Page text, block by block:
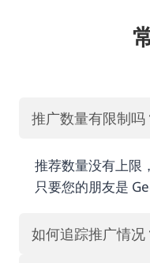
推广数量有限制吗
推荐数量没有上限
只要您的朋友是
如何追踪推广情况